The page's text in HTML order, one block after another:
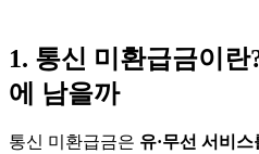
1. 통신 미환급금이
에 남을까
통신 미환급금은 유·무선 서비